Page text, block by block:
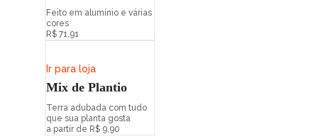
Feito em alumínio e várias
cores
R$ 71,91
Ir para loja
Mix de Plantio
Terra adubada com tudo
que sua planta gosta
a partir de R$ 9,90